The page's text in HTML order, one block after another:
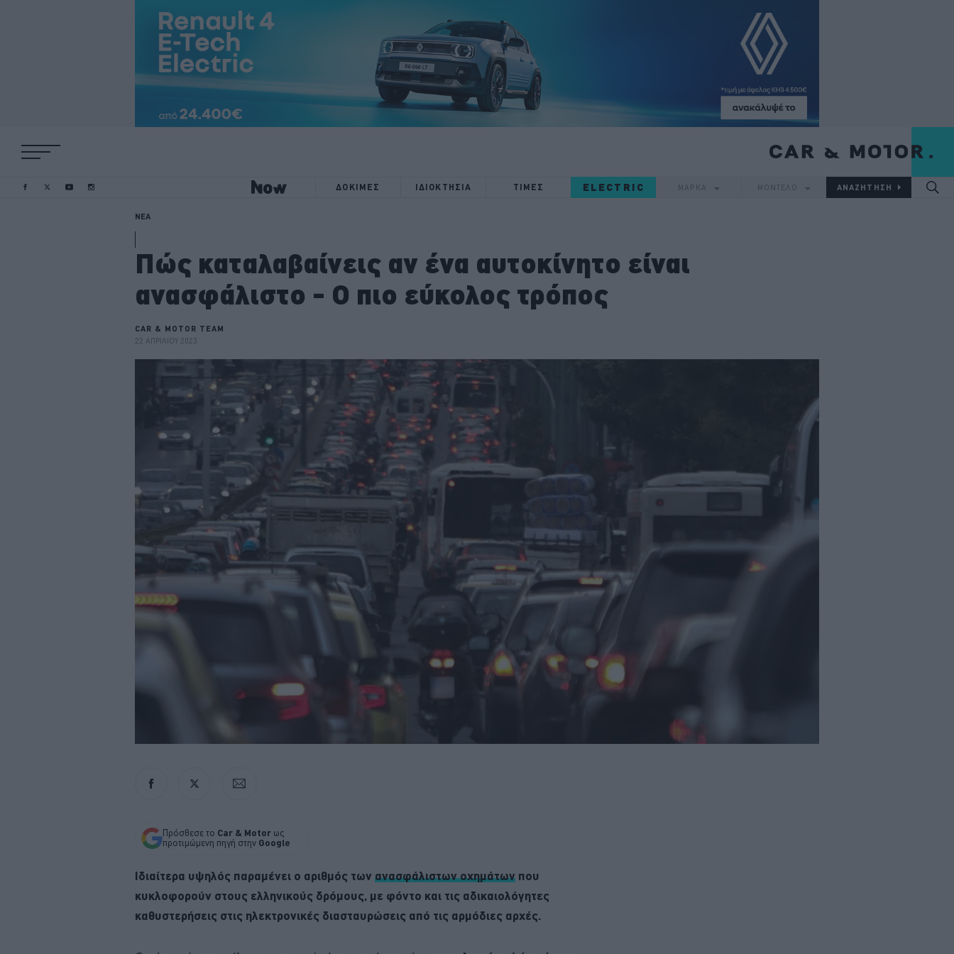
ΔΟΚΙΜΕΣ ΙΔΙΟΚΤΗΣΙΑ ΤΙΜΕΣ ELECTRIC ΜΑΡΚΑ ΜΟΝΤΕΛΟ
ΝΕΑ
Πώς καταλαβαίνεις αν ένα αυτοκίνητο είναι
ανασφάλιστο - Ο πιο εύκολος τρόπος
CAR & MOTOR TEAM
22 ΑΠΡΙΛΙΟΥ 2023
Πρόσθεσε το Car & Motor ως
προτιμώμενη πηγή στην Google
Ιδιαίτερα υψηλός παραμένει ο αριθμός των ανασφάλιστων οχημάτων που
κυκλοφορούν στους ελληνικούς δρόμους, με φόντο και τις αδικαιολόγητες
καθυστερήσεις στις ηλεκτρονικές διασταυρώσεις από τις αρμόδιες αρχές.